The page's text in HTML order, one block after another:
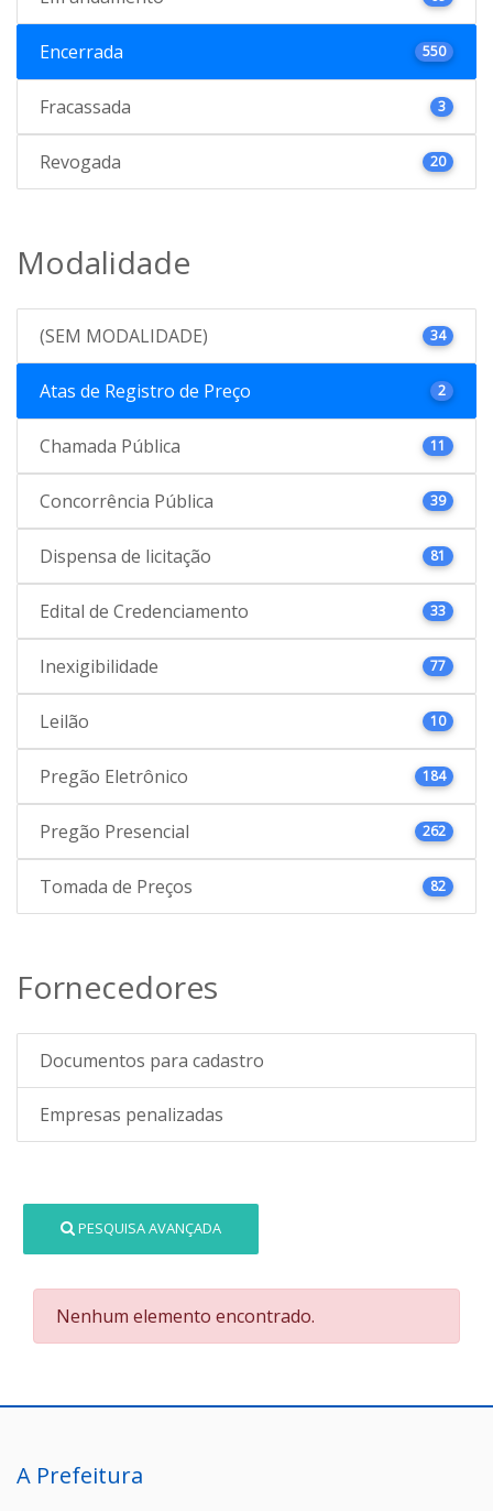
Encerrada 550
Fracassada 3
Revogada 20
Modalidade
(SEM MODALIDADE) 34
Atas de Registro de Preço 2
Chamada Pública 11
Concorrência Pública 39
Dispensa de licitação 81
Edital de Credenciamento 33
Inexigibilidade 77
Leilão 10
Pregão Eletrônico 184
Pregão Presencial 262
Tomada de Preços 82
Fornecedores
Documentos para cadastro
Empresas penalizadas
PESQUISA AVANÇADA
Nenhum elemento encontrado.
A Prefeitura